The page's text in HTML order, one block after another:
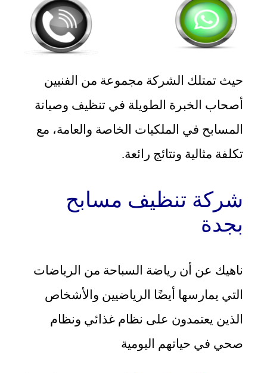
حيث تمتلك الشركة مجموعة من الفنيين
أصحاب الخبرة الطويلة في تنظيف وصيانة
المسابح في الملكيات الخاصة والعامة، مع
تكلفة مثالية ونتائج رائعة.
شركة تنظيف مسابح
بجدة
ناهيك عن أن رياضة السباحة من الرياضات
التي يمارسها أيضًا الرياضيين والأشخاص
الذين يعتمدون على نظام غذائي ونظام
صحي في حياتهم اليومية